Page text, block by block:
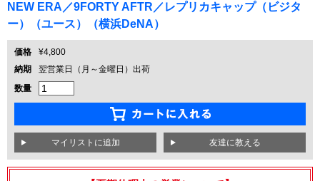
NEW ERA／9FORTY AFTR／レプリカキャップ（ビジタ
ー）（ユース）（横浜DeNA）
価格
¥4,800
納期
翌営業日（月～金曜日）出荷
数量
友達に教える